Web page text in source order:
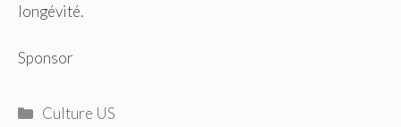
longévité.
Sponsor
Catégories
Culture US